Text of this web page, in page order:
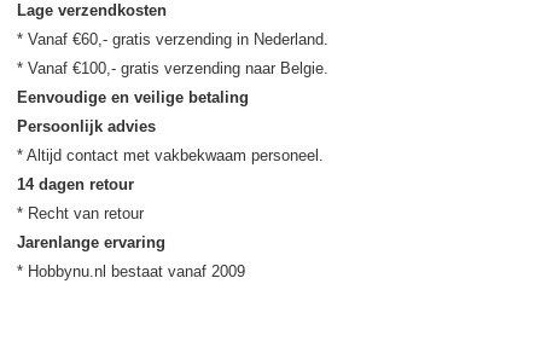
Lage verzendkosten
* Vanaf €60,- gratis verzending in Nederland.
Eenvoudige en veilige betaling
Persoonlijk advies
14 dagen retour
Jarenlange ervaring
* Hobbynu.nl bestaat vanaf 2009